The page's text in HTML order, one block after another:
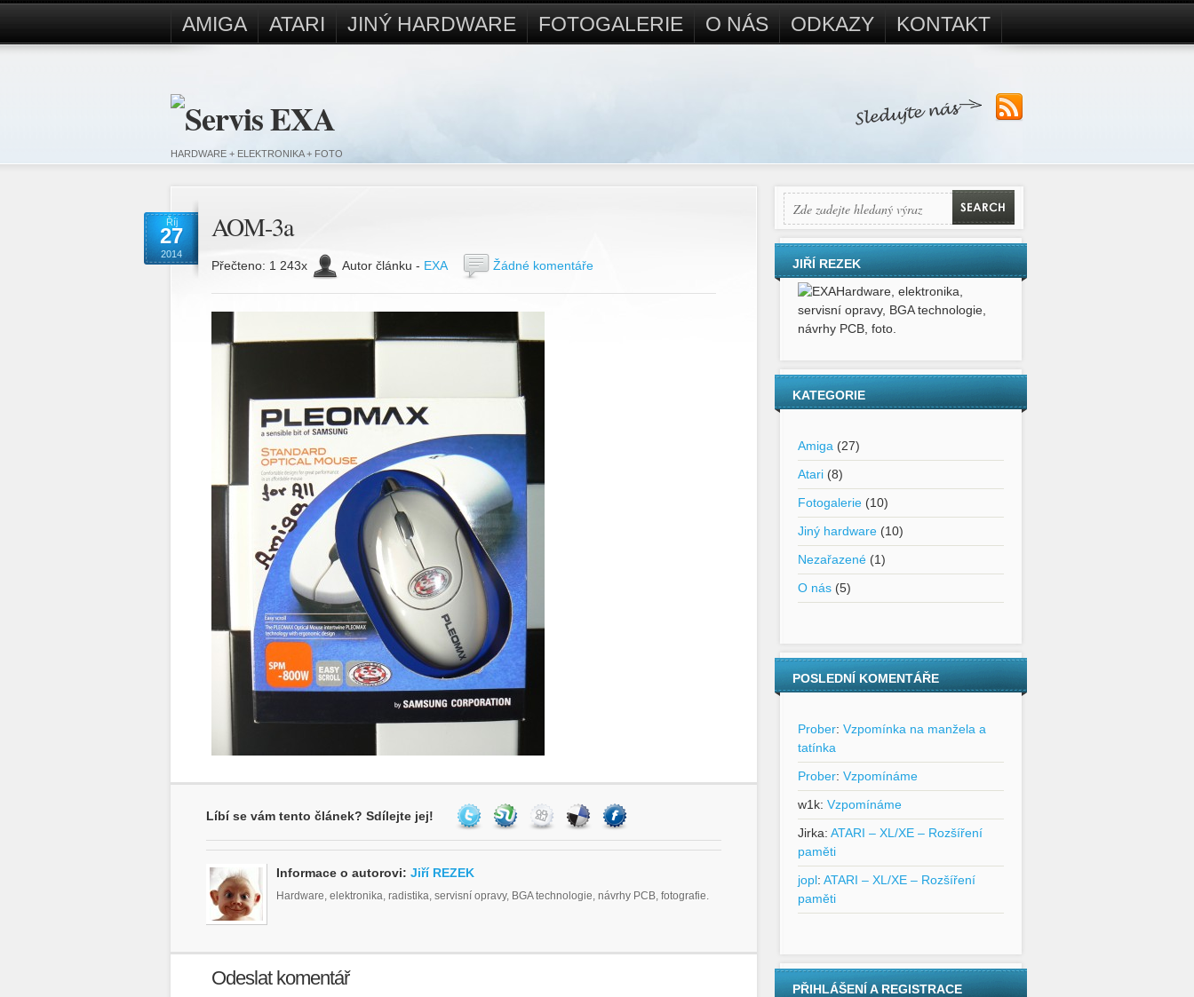
HARDWARE + ELEKTRONIKA + FOTO
AMIGA ATARI JINÝ HARDWARE FOTOGALERIE O NÁS ODKAZY KONTAKT
Říj
27
2014
AOM-3a
Přečteno: 1 243x Autor článku - EXA Žádné komentáře
Líbí se vám tento článek? Sdílejte jej!
Informace o autorovi: Jiří REZEK
Hardware, elektronika, radistika, servisní opravy, BGA technologie, návrhy PCB, fotografie.
Odeslat komentář
JIŘÍ REZEK
Hardware, elektronika,
servisní opravy, BGA technologie,
návrhy PCB, foto.
KATEGORIE
Amiga (27)
Atari (8)
Fotogalerie (10)
Jiný hardware (10)
Nezařazené (1)
O nás (5)
POSLEDNÍ KOMENTÁŘE
Prober: Vzpomínka na manžela a
tatínka
Prober: Vzpomínáme
w1k: Vzpomínáme
Jirka: ATARI – XL/XE – Rozšíření
paměti
jopl: ATARI – XL/XE – Rozšíření
paměti
PŘIHLÁŠENÍ A REGISTRACE